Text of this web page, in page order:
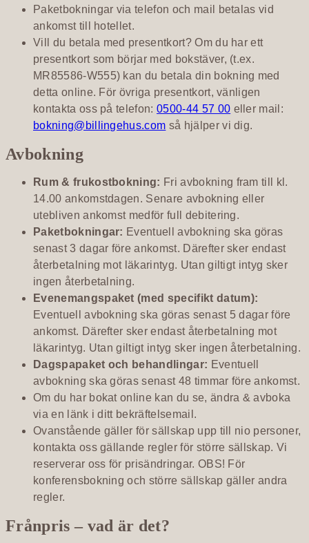
Paketbokningar via telefon och mail betalas vid
ankomst till hotellet.
Vill du betala med presentkort? Om du har ett
presentkort som börjar med bokstäver, (t.ex.
MR85586-W555) kan du betala din bokning med
detta online. För övriga presentkort, vänligen
kontakta oss på telefon:0500-44 57 00 eller mail:
bokning@billingehus.com så hjälper vi dig.
Avbokning
Rum & frukostbokning: Fri avbokning fram till kl.
14.00 ankomstdagen. Senare avbokning eller
utebliven ankomst medför full debitering.
Paketbokningar: Eventuell avbokning ska göras
senast 3 dagar före ankomst. Därefter sker endast
återbetalning mot läkarintyg. Utan giltigt intyg sker
ingen återbetalning.
Evenemangspaket (med specifikt datum):
Eventuell avbokning ska göras senast 5 dagar före
ankomst. Därefter sker endast återbetalning mot
läkarintyg. Utan giltigt intyg sker ingen återbetalning.
Dagspapaket och behandlingar: Eventuell
avbokning ska göras senast 48 timmar före ankomst.
Om du har bokat online kan du se, ändra & avboka
via en länk i ditt bekräftelsemail.
Ovanstående gäller för sällskap upp till nio personer,
kontakta oss gällande regler för större sällskap. Vi
reserverar oss för prisändringar. OBS! För
konferensbokning och större sällskap gäller andra
regler.
Frånpris – vad är det?